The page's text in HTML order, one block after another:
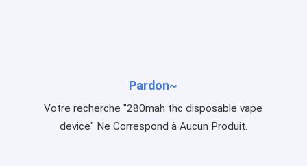
Pardon~
Votre recherche "280mah thc disposable vape
device" Ne Correspond à Aucun Produit.